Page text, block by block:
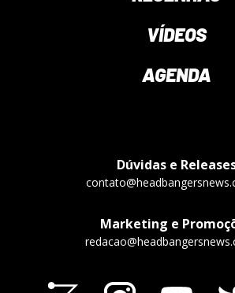
VÍDEOS
AGENDA
Dúvidas e
Marketing e